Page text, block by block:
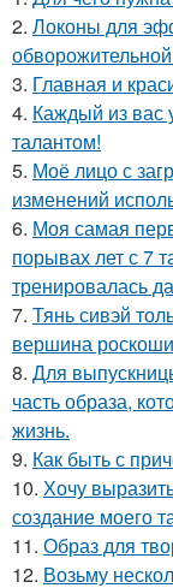
2. Локоны для
3. Главная и
4. Каждый из вас
талантом!
5. Моё лицо с
изменений
6. Моя самая
порывах лет с 7
тренировалась
7. Тянь сивэй
вершина
8. Для
часть образа,
жизнь.
9. Как быть с
10. Хочу
создание моего
11. Образ для
12. Возьму